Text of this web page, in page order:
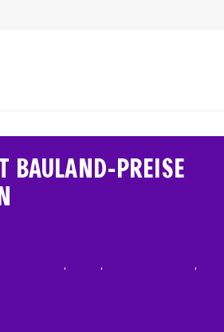
BAULAND-PREISE
Kampagnen, Lobau,
,